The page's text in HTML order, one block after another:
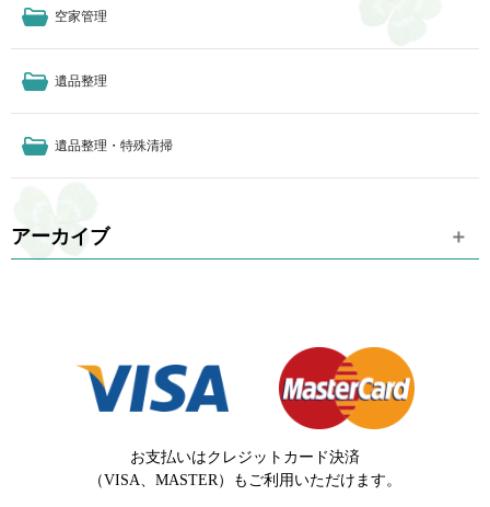
空家管理
遺品整理
遺品整理・特殊清掃
アーカイブ
お支払いはクレジットカード決済
（VISA、MASTER）もご利用いただけます。